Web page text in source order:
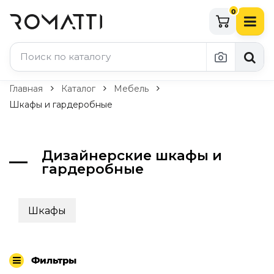
0
Каталог Romatti
Свет и освещение
Подвесные светильники
Настольные лампы
Уличное освещение
Комплектующие
Главная Каталог
Мебель
Шкафы и гардеробные
Дизайнерские шкафы и
гардеробные
Шкафы
Фильтры